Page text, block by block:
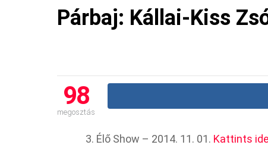
Párbaj: Kállai-Kiss
98
megosztás
3. Élő Show – 2014. 11. 01. Kattints